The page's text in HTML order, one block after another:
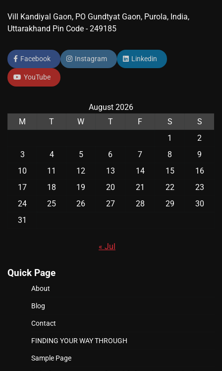
Vill Kandiyal Gaon, PO Gundtyat Gaon, Purola, India,
Uttarakhand Pin Code - 249185
Facebook Instagram Linkedin
YouTube
August 2026
M
T W T F S
S
1
2
3
4 5 6 7 8
9
10
11 12 13 14 15
16
17
18 19 20 21 22
23
24
25 26 27 28 29
30
31
« Jul
Quick Page
About
Blog
Contact
FINDING YOUR WAY THROUGH
Sample Page